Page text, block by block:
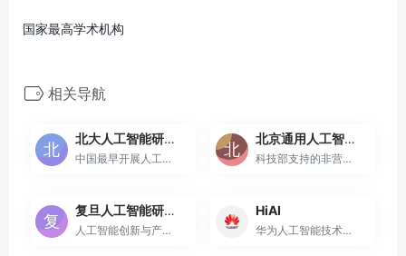
国家最高学术机构
相关导航
北大人工智能研究院
中国最早开展人工智能研究的...
北京通用人工智能研究院
科技部支持的非营利性新型研...
复旦人工智能研究院
人工智能创新与产业研究院
HiAI
华为人工智能技术开放平台